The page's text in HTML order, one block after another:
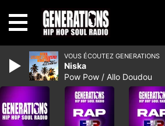
VOUS ÉCOUTEZ GENERATIONS
Niska
Pow Pow / Allo Doudou